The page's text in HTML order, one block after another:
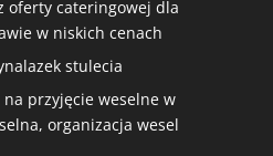
oferty cateringowej dla
w niskich cenach
stulecia
przyjęcie weselne w
organizacja wesel